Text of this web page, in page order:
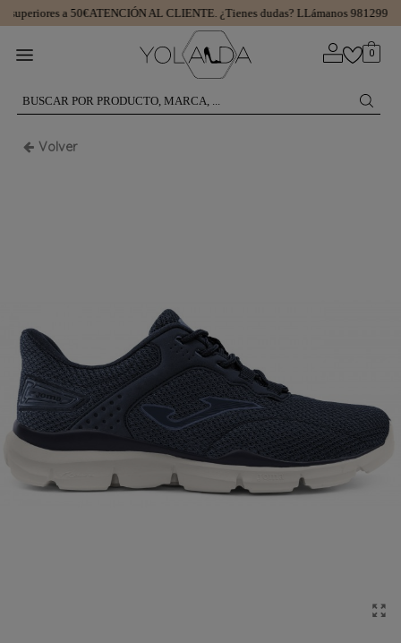
a 50€ATENCIÓN AL CLIENTE.¿Tienes dudas? LLámanos 981299745
0
Volver